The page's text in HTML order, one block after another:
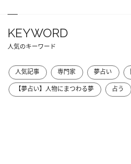
KEYWORD
人気のキーワード
人気記事 専門家 夢占い
【夢占い】人物にまつわる夢
占う